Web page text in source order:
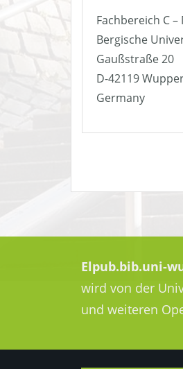
Fachbereich C
Bergische
Gaußstraße 20
D-42119
Germany
Elpub.bib.uni-
wird von der
und weiteren